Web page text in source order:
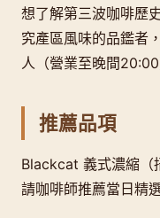
想了解第三波咖啡歷
究產區風味的品鑑者
人（營業至晚間20:00
推薦品項
Blackcat 義式濃縮（
請咖啡師推薦當日精